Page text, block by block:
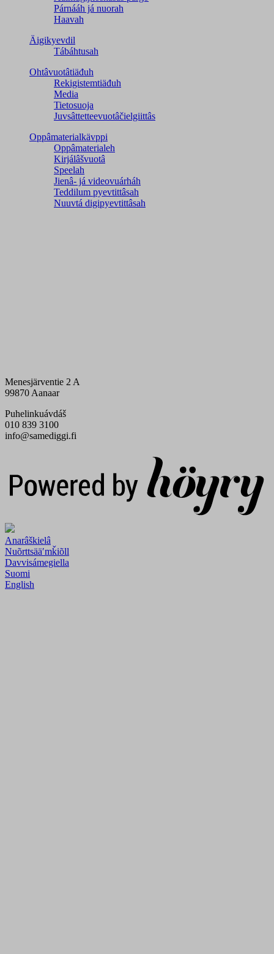
Párnááh já nuorah
Haavah
Äigikyevdil
Tábáhtusah
Ohtâvuotâtiäđuh
Rekigistemtiäđuh
Media
Tietosuoja
Juvsâttetteevuotâčielgiittâs
Oppâmaterialkävppi
Oppâmaterialeh
Kirjálâšvuotâ
Speelah
Jienâ- já videovuárháh
Teddilum pyevtittâsah
Nuuvtá digipyevtittâsah
Menesjärventie 2 A
99870 Aanaar
Puhelinkuávdáš
010 839 3100
info@samediggi.fi
Anarâškielâ
Nuõrttsääʹmǩiõll
Davvisámegiella
Suomi
English